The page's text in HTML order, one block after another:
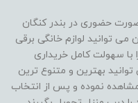
مروارید کنگان از سال 1390به صورت حضوری در بندر کنگان
می توانید لوازم خانگی برقی
با سهولت کامل خریداری
بهترین و متنوع ترین
مشاهده نموده و پس از انتخاب